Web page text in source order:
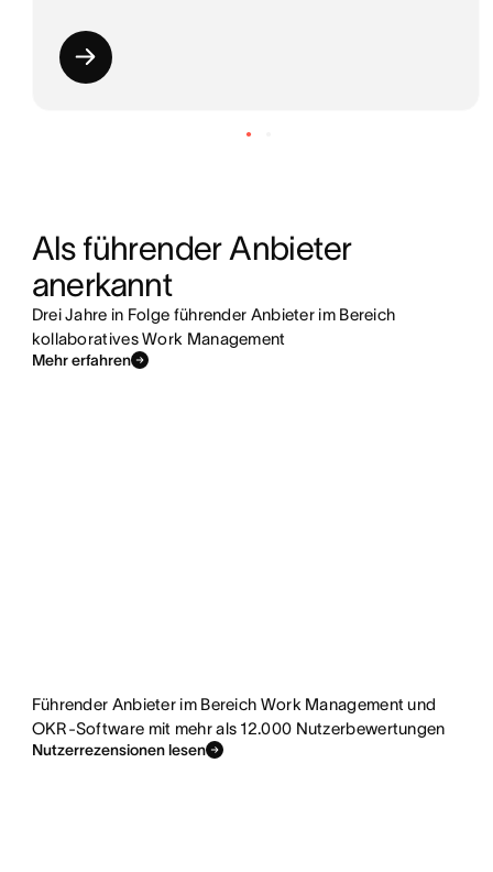
Als führender Anbieter
anerkannt
Drei Jahre in Folge führender Anbieter im Bereich
kollaboratives Work Management
Mehr erfahren
Führender Anbieter im Bereich Work Management und
OKR-Software mit mehr als 12.000 Nutzerbewertungen
Nutzerrezensionen lesen